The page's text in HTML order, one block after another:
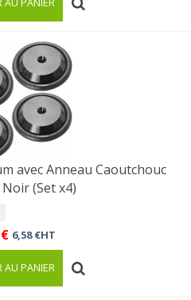
AU PANIER
avec Anneau Caoutchouc
(Set x4)
6,58 €HT
AU PANIER